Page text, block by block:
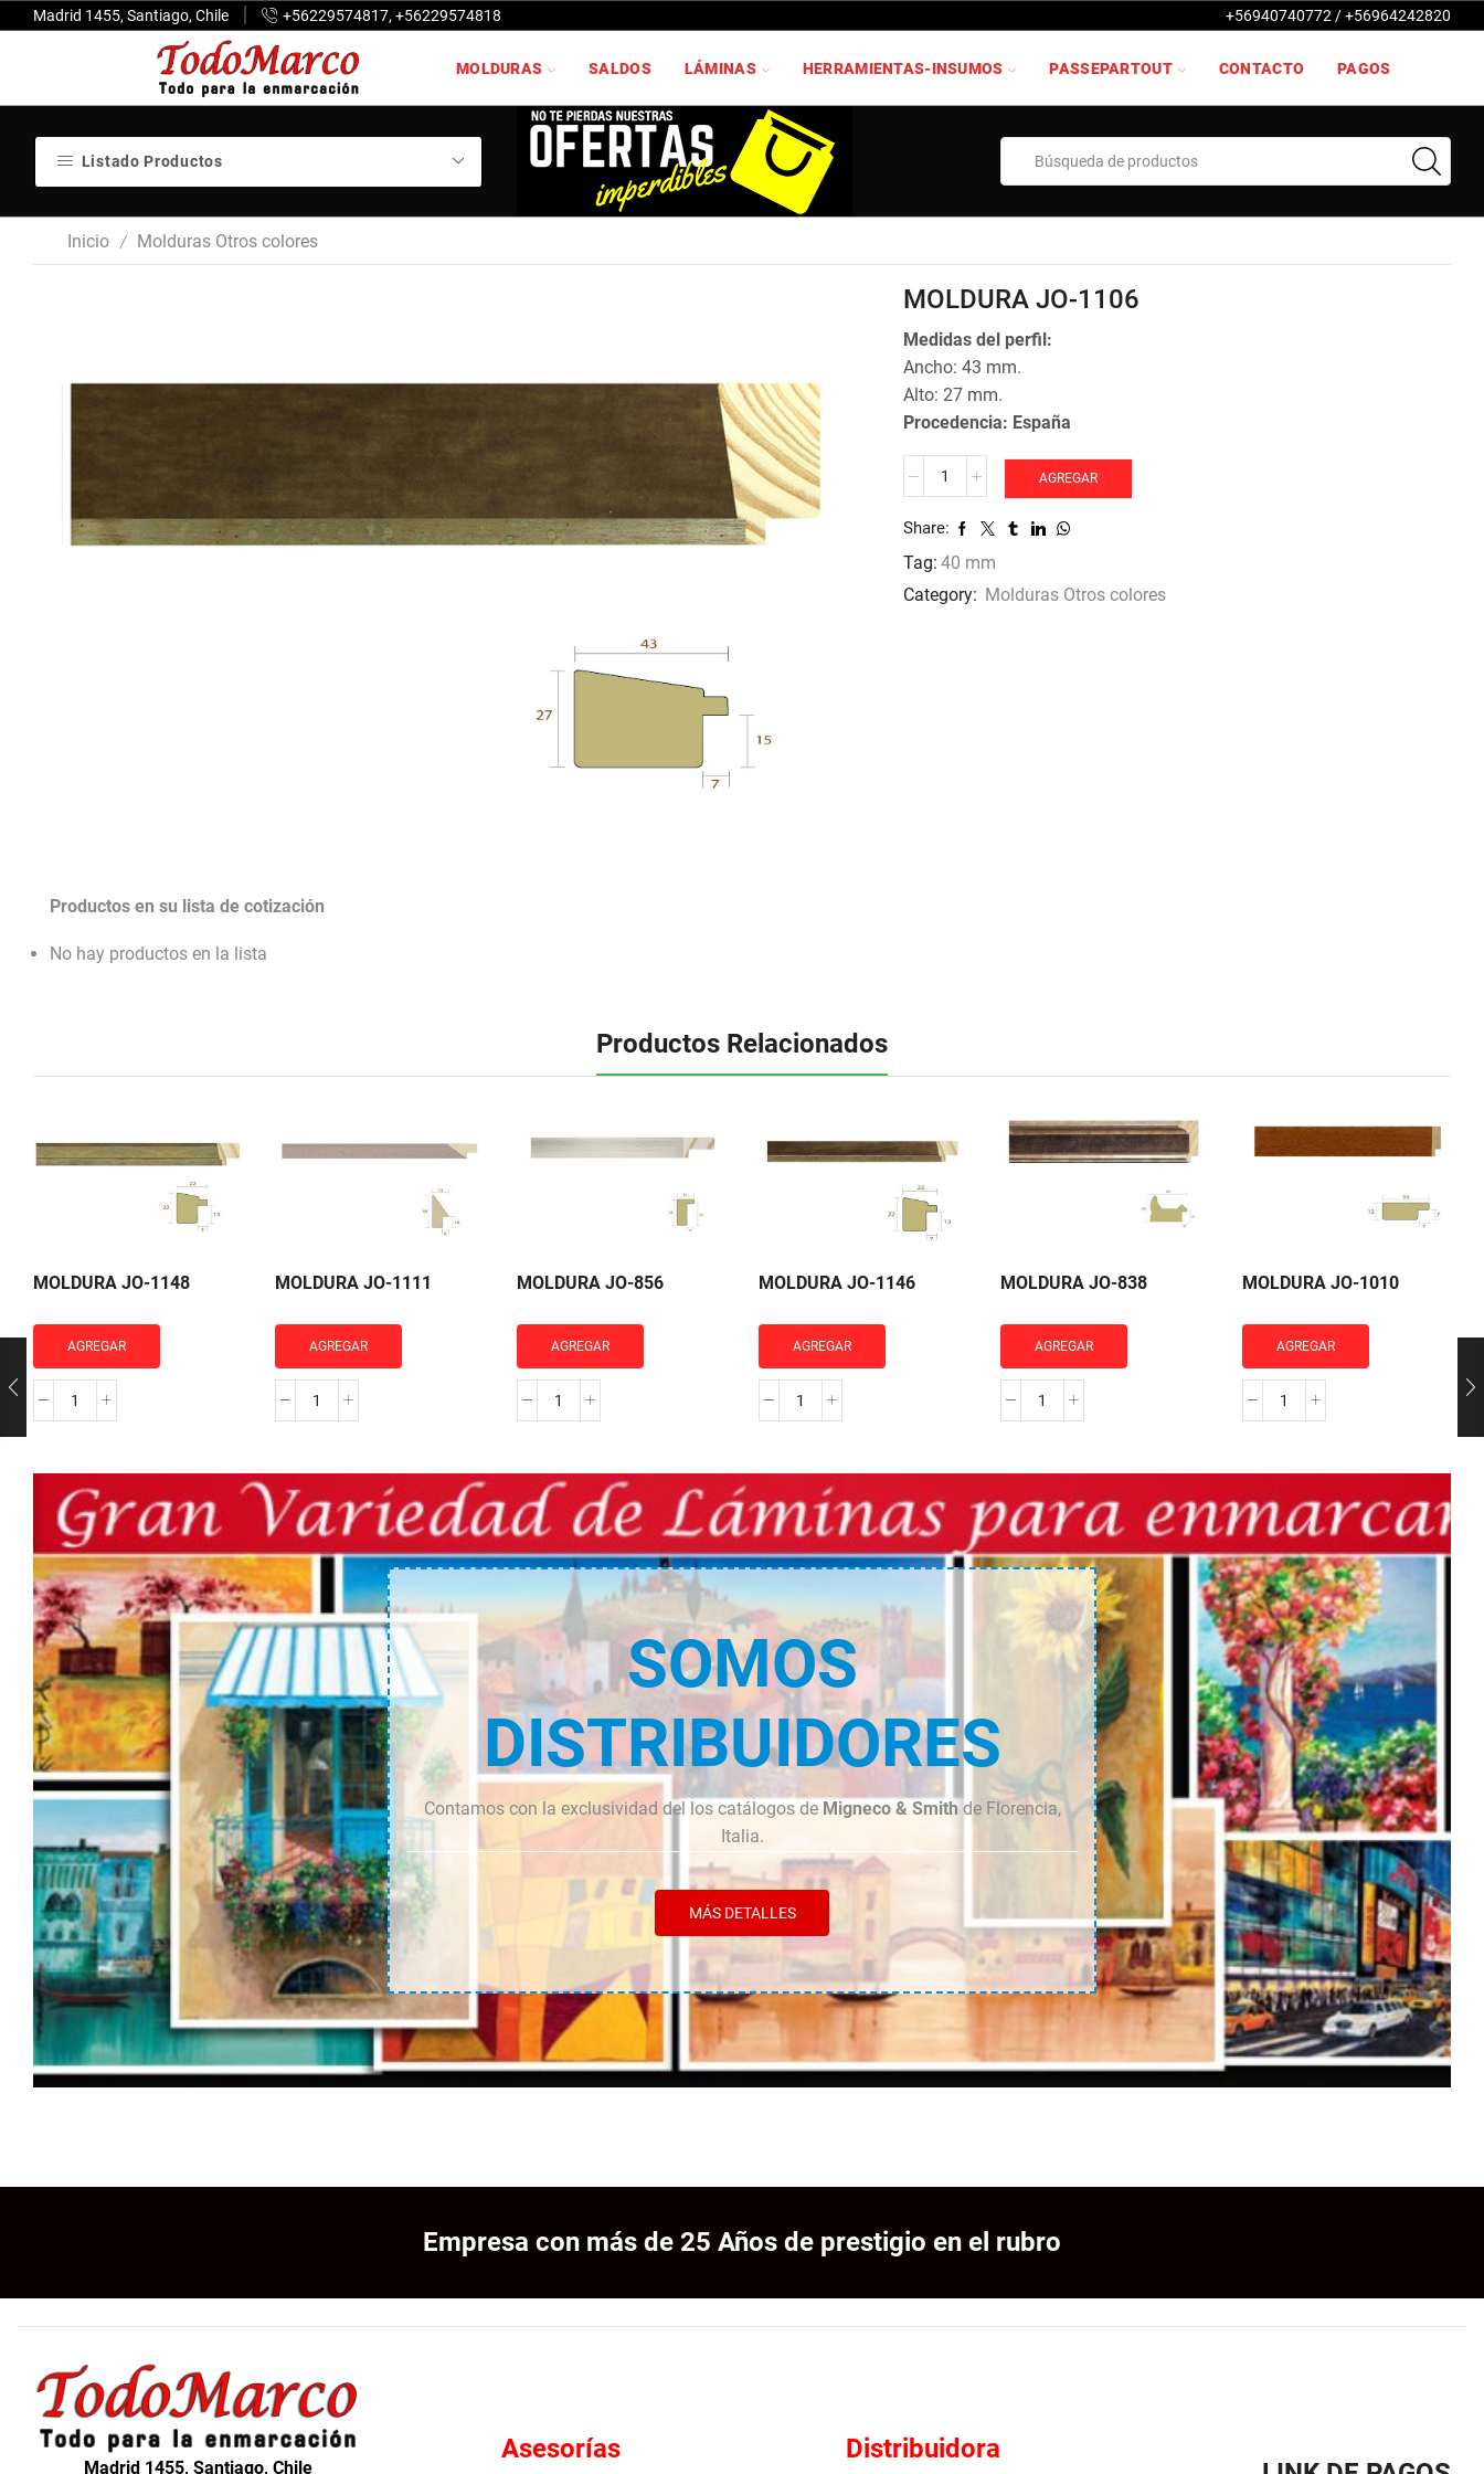
Madrid 1455, Santiago, Chile +56229574817, +56229574818 +56940740772 / +56964242820
MOLDURAS SALDOS LÁMINAS HERRAMIENTAS-INSUMOS PASSEPARTOUT CONTACTO PAGOS
Listado Productos
Inicio / Molduras Otros colores
Productos en su lista de cotización
No hay productos en la lista
MOLDURA JO-1106
Medidas del perfil:
Ancho: 43 mm.
Alto: 27 mm.
Procedencia: España
MOLDURA
cantidad
AGREGAR
Share:
Tag: 40 mm
Category: Molduras Otros colores
Productos Relacionados
MOLDURA JO-1148
AGREGAR
MOLDURA
cantidad
MOLDURA JO-1111
AGREGAR
MOLDURA
cantidad
MOLDURA JO-856
AGREGAR
MOLDURA
cantidad
MOLDURA JO-1146
AGREGAR
MOLDURA
cantidad
MOLDURA JO-838
AGREGAR
MOLDURA
MOLDURA JO-1010
AGREGAR
MOLDURA
SOMOS
DISTRIBUIDORES
Contamos con la exclusividad del los catálogos de Migneco & Smith de Florencia,
Italia.
MÁS DETALLES
Empresa con más de 25 Años de prestigio en el rubro
Madrid 1455, Santiago, Chile
Asesorías Distribuidora